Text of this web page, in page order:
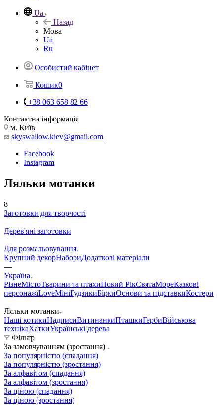
Ua
Назад
Мова
Ua
Ru
Особистий кабінет
Кошик0
+38 063 658 82 66
Контактна інформація
м. Київ
skyswallow.kiev@gmail.com
Facebook
Instagram
Ляльки мотанки
8
Заготовки для творчості
—
Дерев'яні заготовки
—
Для розмальовування
Крупний декорНабориДодаткові матеріали
—
Україна
РізнеМістоТварини та птахиНовий РікСвятаМореКазкові
персонажіLoveМініГудзикиБіркиОснови та підставкиКостери
—
Ляльки мотанки
Наші котикиНадписиВитинанкиПташкиГербиВійськова
технікаХаткиУкраїнські дерева
Фільтр
За замовчуванням (зростання)
За популярністю (спадання)
За популярністю (зростання)
За алфавітом (спадання)
За алфавітом (зростання)
За ціною (спадання)
За ціною (зростання)